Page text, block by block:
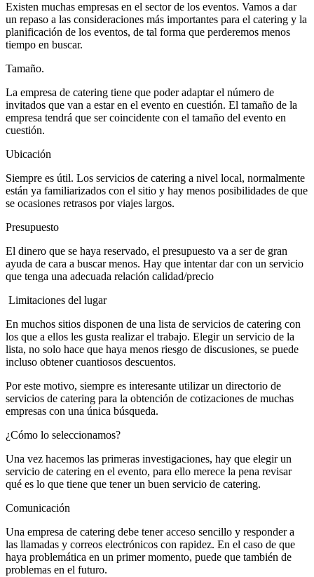
Existen muchas empresas en el sector de los eventos. Vamos a dar
un repaso a las consideraciones más importantes para el catering y la
planificación de los eventos, de tal forma que perderemos menos
tiempo en buscar.
Tamaño.
La empresa de catering tiene que poder adaptar el número de
invitados que van a estar en el evento en cuestión. El tamaño de la
empresa tendrá que ser coincidente con el tamaño del evento en
cuestión.
Ubicación
Siempre es útil. Los servicios de catering a nivel local, normalmente
están ya familiarizados con el sitio y hay menos posibilidades de que
se ocasiones retrasos por viajes largos.
Presupuesto
El dinero que se haya reservado, el presupuesto va a ser de gran
ayuda de cara a buscar menos. Hay que intentar dar con un servicio
que tenga una adecuada relación calidad/precio
Limitaciones del lugar
En muchos sitios disponen de una lista de servicios de catering con
los que a ellos les gusta realizar el trabajo. Elegir un servicio de la
lista, no solo hace que haya menos riesgo de discusiones, se puede
incluso obtener cuantiosos descuentos.
Por este motivo, siempre es interesante utilizar un directorio de
servicios de catering para la obtención de cotizaciones de muchas
empresas con una única búsqueda.
¿Cómo lo seleccionamos?
Una vez hacemos las primeras investigaciones, hay que elegir un
servicio de catering en el evento, para ello merece la pena revisar
qué es lo que tiene que tener un buen servicio de catering.
Comunicación
Una empresa de catering debe tener acceso sencillo y responder a
las llamadas y correos electrónicos con rapidez. En el caso de que
haya problemática en un primer momento, puede que también de
problemas en el futuro.